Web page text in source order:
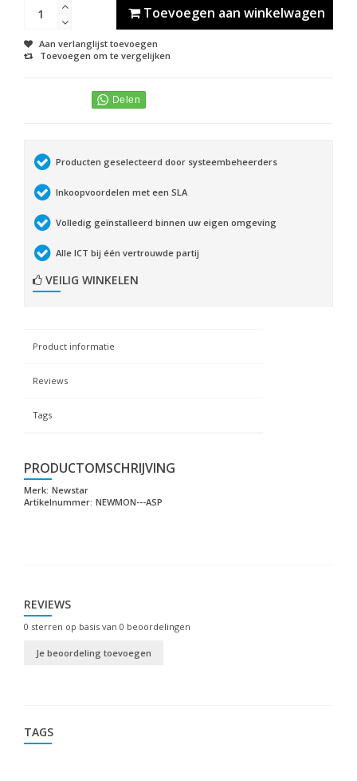
Toevoegen aan winkelwagen
Aan verlanglijst toevoegen
Toevoegen om te vergelijken
Producten geselecteerd door systeembeheerders
Inkoopvoordelen met een SLA
Volledig geïnstalleerd binnen uw eigen omgeving
Alle ICT bij één vertrouwde partij
VEILIG WINKELEN
Product informatie
Reviews
Tags
PRODUCTOMSCHRIJVING
Merk: Newstar
Artikelnummer: NEWMON---ASP
REVIEWS
0 sterren op basis van 0 beoordelingen
Je beoordeling toevoegen
TAGS